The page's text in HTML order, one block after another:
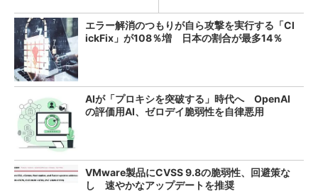
エラー解消のつもりが自ら攻撃を実行する「Cl
ickFix」が108％増 日本の割合が最多14％
AIが「プロキシを突破する」時代へ OpenAI
の評価用AI、ゼロデイ脆弱性を自律悪用
VMware製品にCVSS 9.8の脆弱性、回避策な
し 速やかなアップデートを推奨